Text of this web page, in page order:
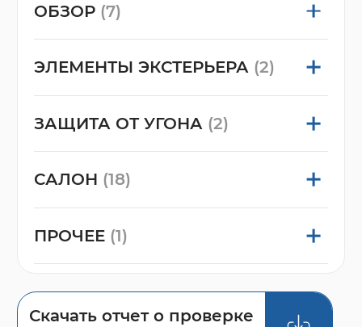
ОБЗОР (7)
ЭЛЕМЕНТЫ ЭКСТЕРЬЕРА (2)
ЗАЩИТА ОТ УГОНА (2)
САЛОН (18)
ПРОЧЕЕ (1)
Скачать отчет о проверке